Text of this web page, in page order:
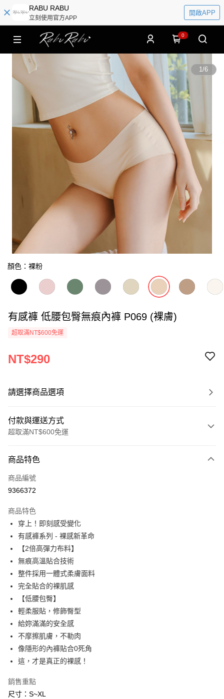
RABU RABU
立刻使用官方APP
開啟APP
0
1/6
顏色：裸粉
有感褲 低腰包臀無痕內褲 P069 (裸膚)
超取滿NT$600免運
NT$290
請選擇商品選項
付款與運送方式
超取滿NT$600免運
信用卡一次付款
信用卡分期付款
合作金庫商業銀行
華南商業銀行
上海商業儲蓄銀行
國泰世華商業銀行
臺灣中小企業銀行
匯豐（台灣）商業銀行
聯邦商業銀行
元大商業銀行
玉山商業銀行
台新國際商業銀行
台灣樂天信用卡公司
6 期 0 利率 每期
華南商業銀行
上海商業儲蓄銀行
國泰世華商業銀行
臺灣中小企業銀行
匯豐（台灣）商業銀行
聯邦商業銀行
元大商業銀行
玉山商業銀行
台新國際商業銀行
台灣樂天信用卡公司
超商取貨付款
LINE Pay
Apple Pay
街口支付
ATM付款
運送方式
全家付款取貨
每筆NT$80，滿NT$600(含以上)免運費
7-11付款取貨
每筆NT$80，滿NT$800(含以上)免運費
商品特色
商品編號
9366372
商品特色
穿上！即刻感受變化
有感褲系列 - 裸感新革命
【2倍高彈力布料】
無痕高溫貼合技術
整件採用一體式柔膚面料
完全貼合的裸肌感
【低腰包臀】
輕柔服貼，修飾臀型
給妳滿滿的安全感
不摩擦肌膚，不勒肉
像隱形的內褲貼合0死角
這，才是真正的裸感！
銷售重點
尺寸：S~XL